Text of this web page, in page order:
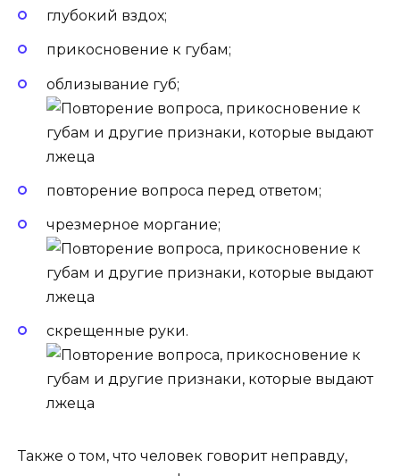
глубокий вздох;
прикосновение к губам;
облизывание губ;
повторение вопроса перед ответом;
чрезмерное моргание;
скрещенные руки.
Также о том, что человек говорит неправду,